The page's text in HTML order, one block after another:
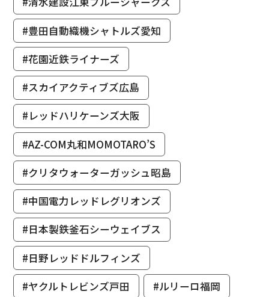
#豊田自動織機シャトルズ愛知
#花園近鉄ライナーズ
#スカイアクティブズ広島
#レッドハリケーンズ大阪
#AZ-COM丸和MOMOTARO’S
#クリタウォーターガッシュ昭島
#中国電力レッドレグリオンズ
#日本製鉄釜石シーウェイブス
#日野レッドドルフィンズ
#ヤクルトレビンズ戸田
#ルリーロ福岡